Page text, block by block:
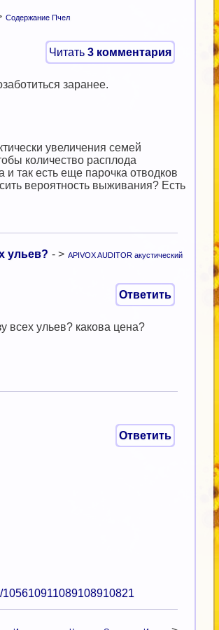
Содержание Пчел
Читать 3 комментария
заранее.
увеличения семей
количество расплода
и так есть еще парочка отводков
вероятность выживания? Есть
ульев? - > APIVOX AUDITOR акустический
Ответить
всех ульев? какова цена?
Ответить